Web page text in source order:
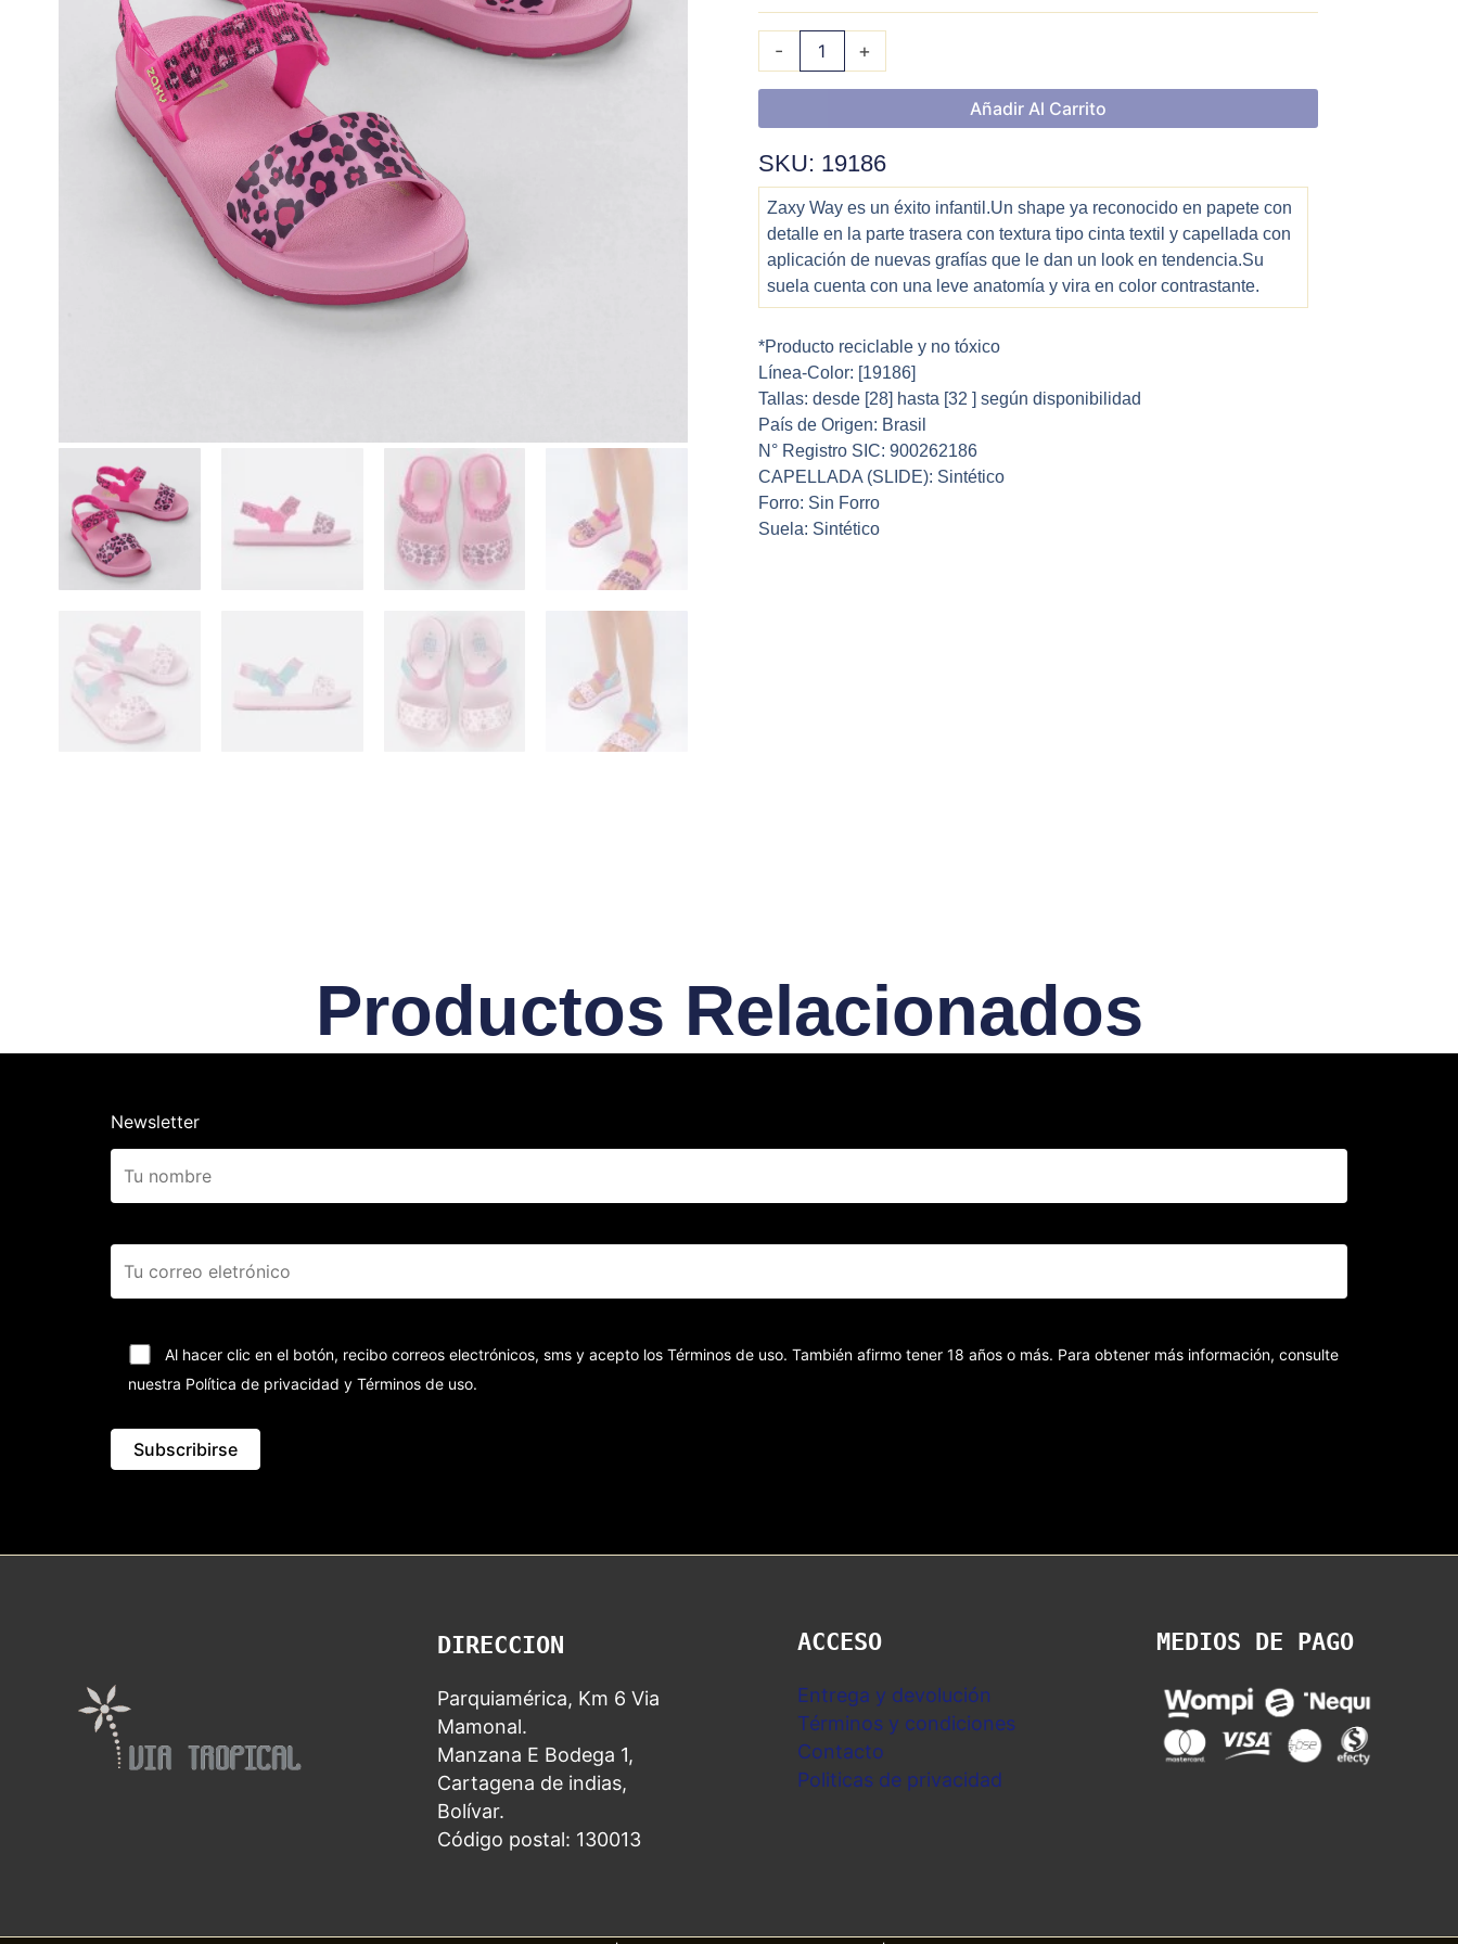
- +
Añadir Al Carrito
SKU: 19186
Zaxy Way es un éxito infantil.Un shape ya reconocido en papete con
detalle en la parte trasera con textura tipo cinta textil y capellada con
aplicación de nuevas grafías que le dan un look en tendencia.Su
suela cuenta con una leve anatomía y vira en color contrastante.
*Producto reciclable y no tóxico
Línea-Color: [19186]
Tallas: desde [28] hasta [32 ] según disponibilidad
País de Origen: Brasil
N° Registro SIC: 900262186
CAPELLADA (SLIDE): Sintético
Forro: Sin Forro
Suela: Sintético
Productos Relacionados
Newsletter
Al hacer clic en el botón, recibo correos electrónicos, sms y acepto los Términos de uso. También afirmo tener 18 años o más. Para obtener más información, consulte
nuestra Política de privacidad y Términos de uso.
DIRECCION
Parquiamérica, Km 6 Via
Mamonal.
Manzana E Bodega 1,
Cartagena de indias,
Bolívar.
Código postal: 130013
ACCESO
Entrega y devolución
Términos y condiciones
Contacto
Politicas de privacidad
MEDIOS DE PAGO